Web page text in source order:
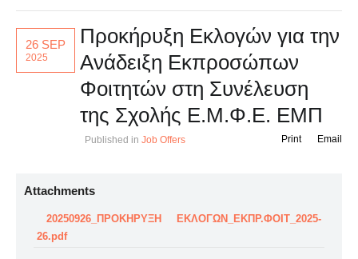
26 SEP
2025
Προκήρυξη Εκλογών για την
Ανάδειξη Εκπροσώπων
Φοιτητών στη Συνέλευση
της Σχολής Ε.Μ.Φ.Ε. ΕΜΠ
Published in Job Offers Email
Print
Attachments
20250926_ΠΡΟΚΗΡΥΞΗ ΕΚΛΟΓΩΝ_ΕΚΠΡ.ΦΟΙΤ_2025-
26.pdf